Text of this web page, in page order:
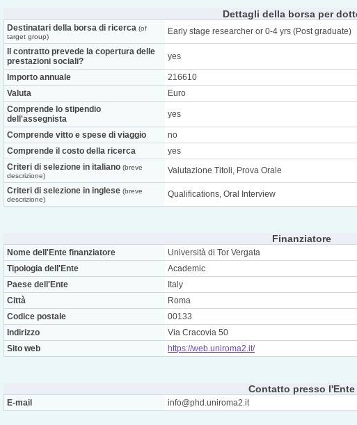
Dettagli della borsa per
Destinatari della borsa di ricerca (of
target group)
Early stage researcher or 0-4 yrs (Post graduate)
Il contratto prevede la copertura delle
prestazioni sociali?
yes
Importo annuale
216610
Valuta
Euro
Comprende lo stipendio
dell'assegnista
yes
Comprende vitto e spese di viaggio
no
Comprende il costo della ricerca
yes
Criteri di selezione in italiano (breve
descrizione)
Valutazione Titoli, Prova Orale
Criteri di selezione in inglese (breve
descrizione)
Qualifications, Oral Interview
Finanziatore
Nome dell'Ente finanziatore
Università di Tor Vergata
Tipologia dell'Ente
Academic
Paese dell'Ente
Italy
Città
Roma
Codice postale
00133
Indirizzo
Via Cracovia 50
Sito web
https://web.uniroma2.it/
Contatto presso l'Ente
E-mail info@phd.uniroma2.it